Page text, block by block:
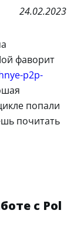
24.02.2023
фаворит
p2p-
попали
почитать
с Pol